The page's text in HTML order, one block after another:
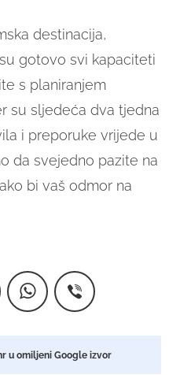
destinacija,
gotovo svi kapaciteti
s planiranjem
su sljedeća dva tjedna
i preporuke vrijede u
da svejedno pazite na
bi vaš odmor na
u omiljeni Google izvor